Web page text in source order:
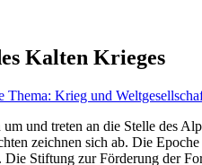
Kalten Krieges
Thema: Krieg und
und treten an die Stelle des
zeichnen sich ab. Die
Stiftung zur Förderung der